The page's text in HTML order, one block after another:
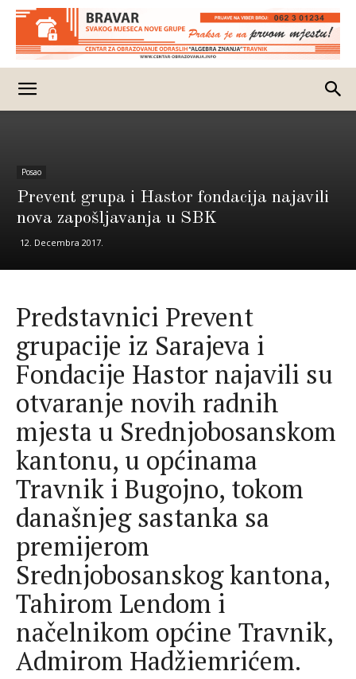
Posao
Prevent grupa i Hastor fondacija najavili
nova zapošljavanja u SBK
12. Decembra 2017.
Predstavnici Prevent
grupacije iz Sarajeva i
Fondacije Hastor najavili su
otvaranje novih radnih
mjesta u Srednjobosanskom
kantonu, u općinama
Travnik i Bugojno, tokom
današnjeg sastanka sa
premijerom
Srednjobosanskog kantona,
Tahirom Lendom i
načelnikom općine Travnik,
Admirom Hadžiemrićem.